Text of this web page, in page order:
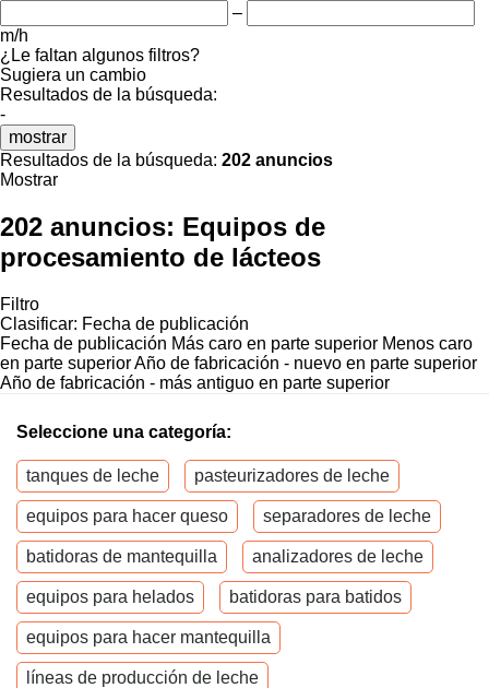
–
m/h
¿Le faltan algunos filtros?
Sugiera un cambio
Resultados de la búsqueda:
-
mostrar
Resultados de la búsqueda: 202 anuncios
Mostrar
202 anuncios: Equipos de
procesamiento de lácteos
Filtro
Clasificar: Fecha de publicación
Fecha de publicación Más caro en parte superior Menos caro
en parte superiorAño de fabricación - nuevo en parte superior
Año de fabricación - más antiguo en parte superior
Seleccione una categoría:
tanques de leche pasteurizadores de leche
equipos para hacer queso separadores de leche
batidoras de mantequilla analizadores de leche
equipos para helados batidoras para batidos
equipos para hacer mantequilla
líneas de producción de leche